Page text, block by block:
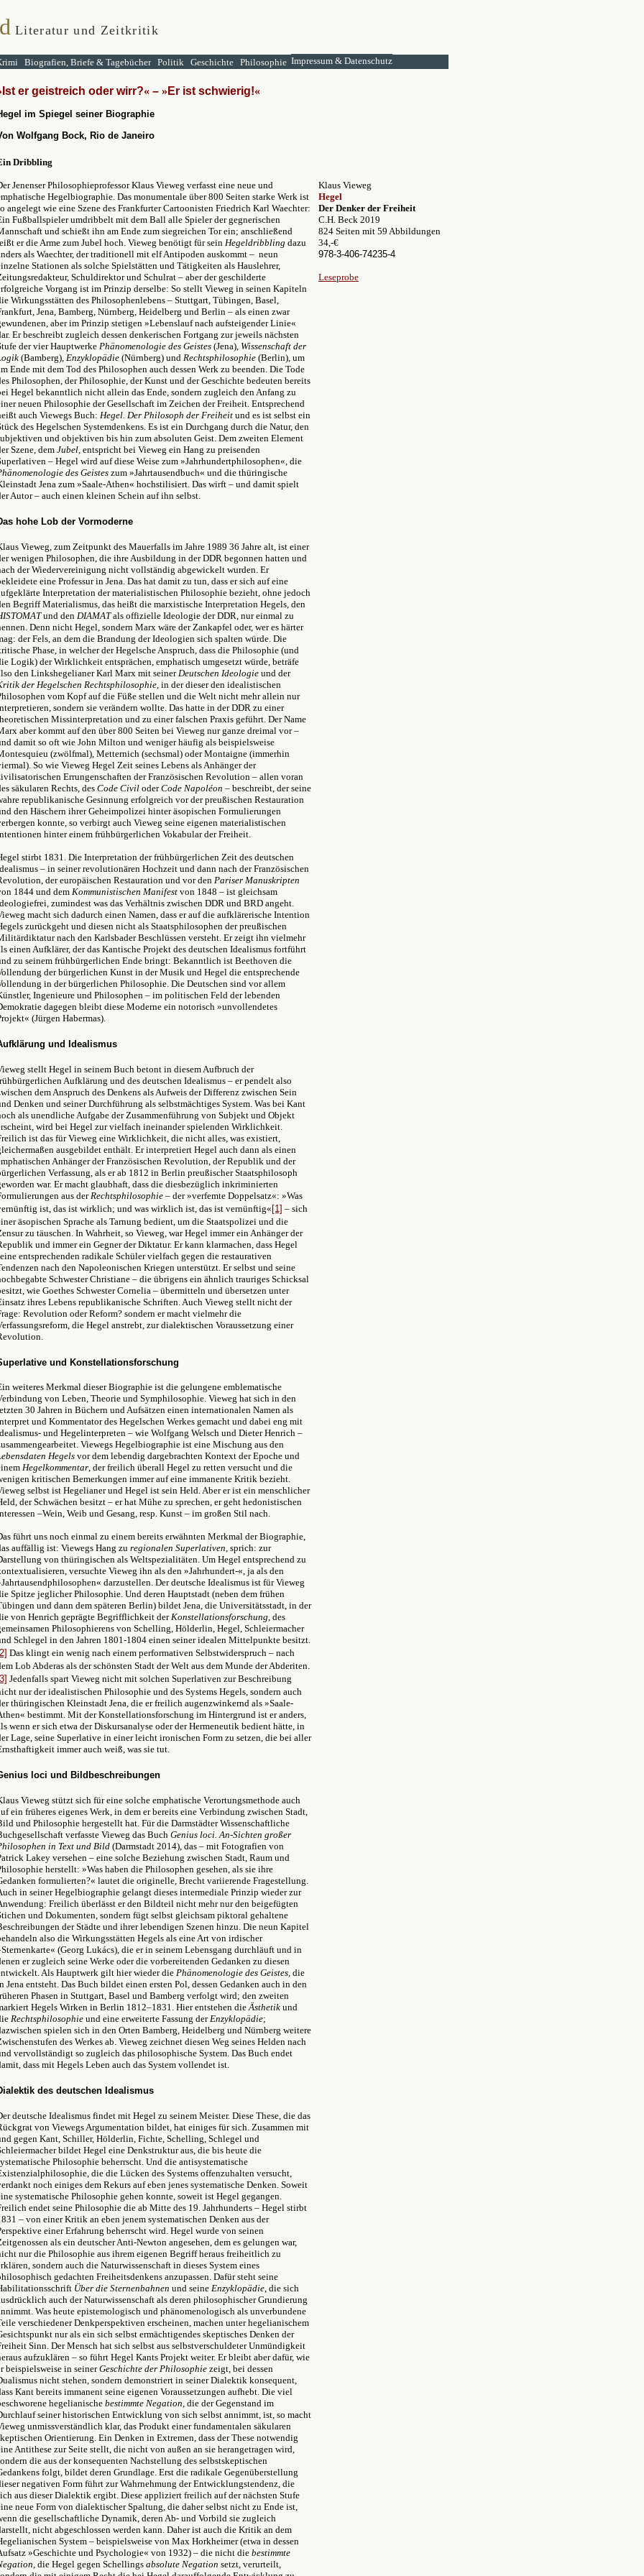
Literatur und Zeitkritik
Biografien, Briefe & Tagebücher Politik Geschichte Philosophie Impressum & Datenschutz
Ist er geistreich oder wirr?« – » Er ist schwierig!«
im Spiegel seiner Biographie
Wolfgang Bock, Rio de Janeiro
Dribbling
Jenenser Philosophieprofessor Klaus Vieweg verfasst eine neue und
Hegelbiographie. Das monumentale über 800 Seiten starke Werk ist
angelegt wie eine Szene des Frankfurter Cartoonisten Friedrich Karl Waechter:
Fußballspieler umdribbelt mit dem Ball alle Spieler der gegnerischen
und schießt ihn am Ende zum siegreichen Tor ein; anschließend
er die Arme zum Jubel hoch. Vieweg benötigt für sein Hegeldribbling dazu
als Waechter, der traditionell mit elf Antipoden auskommt – neun
Stationen als solche Spielstätten und Tätigkeiten als Hauslehrer,
Schuldirektor und Schulrat – aber der geschilderte
Vorgang ist im Prinzip derselbe: So stellt Vieweg in seinen Kapiteln
Wirkungsstätten des Philosophenlebens – Stuttgart, Tübingen, Basel,
Jena, Bamberg, Nürnberg, Heidelberg und Berlin – als einen zwar
aber im Prinzip stetigen »Lebenslauf nach aufsteigender Linie«
Er beschreibt zugleich dessen denkerischen Fortgang zur jeweils nächsten
der vier Hauptwerke Phänomenologie des Geistes (Jena), Wissenschaft der
(Bamberg), Enzyklopädie (Nürnberg) und Rechtsphilosophie (Berlin), um
Ende mit dem Tod des Philosophen auch dessen Werk zu beenden. Die Tode
Philosophen, der Philosophie, der Kunst und der Geschichte bedeuten bereits
Hegel bekanntlich nicht allein das Ende, sondern zugleich den Anfang zu
neuen Philosophie der Gesellschaft im Zeichen der Freiheit. Entsprechend
auch Viewegs Buch: Hegel. Der Philosoph der Freiheit und es ist selbst ein
des Hegelschen Systemdenkens. Es ist ein Durchgang durch die Natur, den
und objektiven bis hin zum absoluten Geist. Dem zweiten Element
Szene, dem Jubel, entspricht bei Vieweg ein Hang zu preisenden
– Hegel wird auf diese Weise zum »Jahrhundertphilosophen«, die
des Geistes zum »Jahrtausendbuch« und die thüringische
Jena zum »Saale-Athen« hochstilisiert. Das wirft – und damit spielt
Autor – auch einen kleinen Schein auf ihn selbst.
hohe Lob der Vormoderne
Vieweg, zum Zeitpunkt des Mauerfalls im Jahre 1989 36 Jahre alt, ist einer
wenigen Philosophen, die ihre Ausbildung in der DDR begonnen hatten und
der Wiedervereinigung nicht vollständig abgewickelt wurden. Er
eine Professur in Jena. Das hat damit zu tun, dass er sich auf eine
Interpretation der materialistischen Philosophie bezieht, ohne jedoch
Begriff Materialismus, das heißt die marxistische Interpretation Hegels, den
und den DIAMATals offizielle Ideologie der DDR, nur einmal zu
Denn nicht Hegel, sondern Marx wäre der Zankapfel oder, wer es härter
der Fels, an dem die Brandung der Ideologien sich spalten würde. Die
Phase, in welcher der Hegelsche Anspruch, dass die Philosophie (und
Logik) der Wirklichkeit entsprächen, emphatisch umgesetzt würde, beträfe
den Linkshegelianer Karl Marx mit seiner Deutschen Ideologie und der
der Hegelschen Rechtsphilosophie , in der dieser den idealistischen
vom Kopf auf die Füße stellen und die Welt nicht mehr allein nur
sondern sie verändern wollte. Das hatte in der DDR zu einer
Missinterpretation und zu einer falschen Praxis geführt. Der Name
aber kommt auf den über 800 Seiten bei Vieweg nur ganze dreimal vor –
damit so oft wie John Milton und weniger häufig als beispielsweise
(zwölfmal), Metternich (sechsmal) oder Montaigne (immerhin
So wie Vieweg Hegel Zeit seines Lebens als Anhänger der
Errungenschaften der Französischen Revolution – allen voran
säkularen Rechts, des Code Civil oderCode Napoléon – beschreibt, der seine
republikanische Gesinnung erfolgreich vor der preußischen Restauration
den Häschern ihrer Geheimpolizei hinter äsopischen Formulierungen
konnte, so verbirgt auch Vieweg seine eigenen materialistischen
hinter einem frühbürgerlichen Vokabular der Freiheit.
stirbt 1831. Die Interpretation der frühbürgerlichen Zeit des deutschen
– in seiner revolutionären Hochzeit und dann nach der Französischen
der europäischen Restauration und vor den Pariser Manuskripten
1844 und dem Kommunistischen Manifest von 1848 – ist gleichsam
zumindest was das Verhältnis zwischen DDR und BRD angeht.
macht sich dadurch einen Namen, dass er auf die aufklärerische Intention
zurückgeht und diesen nicht als Staatsphilosophen der preußischen
nach den Karlsbader Beschlüssen versteht. Er zeigt ihn vielmehr
einen Aufklärer, der das Kantische Projekt des deutschen Idealismus fortführt
zu seinem frühbürgerlichen Ende bringt: Bekanntlich ist Beethoven die
der bürgerlichen Kunst in der Musik und Hegel die entsprechende
in der bürgerlichen Philosophie. Die Deutschen sind vor allem
Ingenieure und Philosophen – im politischen Feld der lebenden
dagegen bleibt diese Moderne ein notorisch »unvollendetes
(Jürgen Habermas).
und Idealismus
stellt Hegel in seinem Buch betont in diesem Aufbruch der
Aufklärung und des deutschen Idealismus – er pendelt also
dem Anspruch des Denkens als Aufweis der Differenz zwischen Sein
Denken und seiner Durchführung als selbstmächtiges System. Was bei Kant
als unendliche Aufgabe der Zusammenführung von Subjekt und Objekt
wird bei Hegel zur vielfach ineinander spielenden Wirklichkeit.
ist das für Vieweg eine Wirklichkeit, die nicht alles, was existiert,
ausgebildet enthält. Er interpretiert Hegel auch dann als einen
Anhänger der Französischen Revolution, der Republik und der
Verfassung, als er ab 1812 in Berlin preußischer Staatsphilosoph
war. Er macht glaubhaft, dass die diesbezüglich inkriminierten
aus der Rechtsphilosophie – der »verfemte Doppelsatz«: »Was
ist, das ist wirklich; und was wirklich ist, das ist vernünftig«[1] – sich
äsopischen Sprache als Tarnung bedient, um die Staatspolizei und die
zu täuschen. In Wahrheit, so Vieweg, war Hegel immer ein Anhänger der
und immer ein Gegner der Diktatur. Er kann klarmachen, dass Hegel
entsprechenden radikale Schüler vielfach gegen die restaurativen
nach den Napoleonischen Kriegen unterstützt. Er selbst und seine
Schwester Christiane – die übrigens ein ähnlich trauriges Schicksal
wie Goethes Schwester Cornelia – übermitteln und übersetzen unter
ihres Lebens republikanische Schriften. Auch Vieweg stellt nicht der
Revolution oder Reform? sondern er macht vielmehr die
die Hegel anstrebt, zur dialektischen Voraussetzung einer
und Konstellationsforschung
weiteres Merkmal dieser Biographie ist die gelungene emblematische
von Leben, Theorie und Symphilosophie. Vieweg hat sich in den
30 Jahren in Büchern und Aufsätzen einen internationalen Namen als
und Kommentator des Hegelschen Werkes gemacht und dabei eng mit
und Hegelinterpreten – wie Wolfgang Welsch und Dieter Henrich –
Viewegs Hegelbiographie ist eine Mischung aus den
Hegels vor dem lebendig dargebrachten Kontext der Epoche und
Hegelkommentar, der freilich überall Hegel zu retten versucht und die
kritischen Bemerkungen immer auf eine immanente Kritik bezieht.
selbst ist Hegelianer und Hegel ist sein Held. Aber er ist ein menschlicher
der Schwächen besitzt – er hat Mühe zu sprechen, er geht hedonistischen
–Wein, Weib und Gesang, resp. Kunst – im großen Stil nach.
führt uns noch einmal zu einem bereits erwähnten Merkmal der Biographie,
auffällig ist: Viewegs Hang zu regionalen Superlativen, sprich: zur
von thüringischen als Weltspezialitäten. Um Hegel entsprechend zu
versuchte Vieweg ihn als den »Jahrhundert-«, ja als den
darzustellen. Der deutsche Idealismus ist für Vieweg
Spitze jeglicher Philosophie. Und deren Hauptstadt (neben dem frühen
und dann dem späteren Berlin) bildet Jena, die Universitätsstadt, in der
von Henrich geprägte Begrifflichkeit derKonstellationsforschung, des
Philosophierens von Schelling, Hölderlin, Hegel, Schleiermacher
Schlegel in den Jahren 1801-1804 einen seiner idealen Mittelpunkte besitzt.
Das klingt ein wenig nach einem performativen Selbstwiderspruch – nach
Lob Abderas als der schönsten Stadt der Welt aus dem Munde der Abderiten.
Jedenfalls spart Vieweg nicht mit solchen Superlativen zur Beschreibung
nur der idealistischen Philosophie und des Systems Hegels, sondern auch
thüringischen Kleinstadt Jena, die er freilich augenzwinkernd als »Saale-
bestimmt. Mit der Konstellationsforschung im Hintergrund ist er anders,
wenn er sich etwa der Diskursanalyse oder der Hermeneutik bedient hätte, in
Lage, seine Superlative in einer leicht ironischen Form zu setzen, die bei aller
immer auch weiß, was sie tut.
loci und Bildbeschreibungen
Vieweg stützt sich für eine solche emphatische Verortungsmethode auch
ein früheres eigenes Werk, in dem er bereits eine Verbindung zwischen Stadt,
und Philosophie hergestellt hat. Für die Darmstädter Wissenschaftliche
verfasste Vieweg das Buch Genius loci. An-Sichten großer
in Text und Bild (Darmstadt 2014), das – mit Fotografien von
Lakey versehen – eine solche Beziehung zwischen Stadt, Raum und
herstellt: »Was haben die Philosophen gesehen, als sie ihre
formulierten?« lautet die originelle, Brecht variierende Fragestellung.
in seiner Hegelbiographie gelangt dieses intermediale Prinzip wieder zur
Freilich überlässt er den Bildteil nicht mehr nur den beigefügten
und Dokumenten, sondern fügt selbst gleichsam piktoral gehaltene
der Städte und ihrer lebendigen Szenen hinzu. Die neun Kapitel
also die Wirkungsstätten Hegels als eine Art von irdischer
(Georg Lukács), die er in seinem Lebensgang durchläuft und in
er zugleich seine Werke oder die vorbereitenden Gedanken zu diesen
Als Hauptwerk gilt hier wieder die Phänomenologie des Geistes, die
Jena entsteht. Das Buch bildet einen ersten Pol, dessen Gedanken auch in den
Phasen in Stuttgart, Basel und Bamberg verfolgt wird; den zweiten
Hegels Wirken in Berlin 1812–1831. Hier entstehen dieÄsthetik und
Rechtsphilosophie und eine erweiterte Fassung derEnzyklopädie;
spielen sich in den Orten Bamberg, Heidelberg und Nürnberg weitere
des Werkes ab. Vieweg zeichnet diesen Weg seines Helden nach
vervollständigt so zugleich das philosophische System. Das Buch endet
dass mit Hegels Leben auch das System vollendet ist.
des deutschen Idealismus
deutsche Idealismus findet mit Hegel zu seinem Meister. Diese These, die das
von Viewegs Argumentation bildet, hat einiges für sich. Zusammen mit
gegen Kant, Schiller, Hölderlin, Fichte, Schelling, Schlegel und
bildet Hegel eine Denkstruktur aus, die bis heute die
Philosophie beherrscht. Und die antisystematische
die die Lücken des Systems offenzuhalten versucht,
noch einiges dem Rekurs auf eben jenes systematische Denken. Soweit
systematische Philosophie gehen konnte, soweit ist Hegel gegangen.
endet seine Philosophie die ab Mitte des 19. Jahrhunderts – Hegel stirbt
– von einer Kritik an eben jenem systematischen Denken aus der
einer Erfahrung beherrscht wird. Hegel wurde von seinen
als ein deutscher Anti-Newton angesehen, dem es gelungen war,
nur die Philosophie aus ihrem eigenen Begriff heraus freiheitlich zu
sondern auch die Naturwissenschaft in dieses System eines
gedachten Freiheitsdenkens anzupassen. Dafür steht seine
Über die Sternenbahnen und seine Enzyklopädie, die sich
auch der Naturwissenschaft als deren philosophischer Grundierung
Was heute epistemologisch und phänomenologisch als unverbundene
verschiedener Denkperspektiven erscheinen, machen unter hegelianischem
nur als ein sich selbst ermächtigendes skeptisches Denken der
Sinn. Der Mensch hat sich selbst aus selbstverschuldeter Unmündigkeit
aufzuklären – so führt Hegel Kants Projekt weiter. Er bleibt aber dafür, wie
beispielsweise in seinerGeschichte der Philosophie zeigt, bei dessen
nicht stehen, sondern demonstriert in seiner Dialektik konsequent,
Kant bereits immanent seine eigenen Voraussetzungen aufhebt. Die viel
hegelianische bestimmte Negation, die der Gegenstand im
seiner historischen Entwicklung von sich selbst annimmt, ist, so macht
unmissverständlich klar, das Produkt einer fundamentalen säkularen
Orientierung. Ein Denken in Extremen, dass der These notwendig
Antithese zur Seite stellt, die nicht von außen an sie herangetragen wird,
die aus der konsequenten Nachstellung des selbstskeptischen
folgt, bildet deren Grundlage. Erst die radikale Gegenüberstellung
negativen Form führt zur Wahrnehmung der Entwicklungstendenz, die
aus dieser Dialektik ergibt. Diese appliziert freilich auf der nächsten Stufe
neue Form von dialektischer Spaltung, die daher selbst nicht zu Ende ist,
die gesellschaftliche Dynamik, deren Ab- und Vorbild sie zugleich
nicht abgeschlossen werden kann. Daher ist auch die Kritik an dem
System – beispielsweise von Max Horkheimer (etwa in dessen
»Geschichte und Psychologie« von 1932) – die nicht die bestimmte
, die Hegel gegen Schellings absolute Negation setzt, verurteilt,
Klaus Vieweg
Hegel
Der Denker der Freiheit
C.H. Beck 2019
824 Seiten mit 59 Abbildungen
34,-€
978-3-406-74235-4
Leseprobe